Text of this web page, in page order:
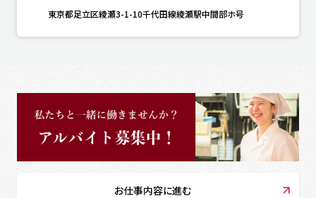
東京都足立区綾瀬3-1-10千代田線綾瀬駅中間部ホ号
お仕事内容に進む